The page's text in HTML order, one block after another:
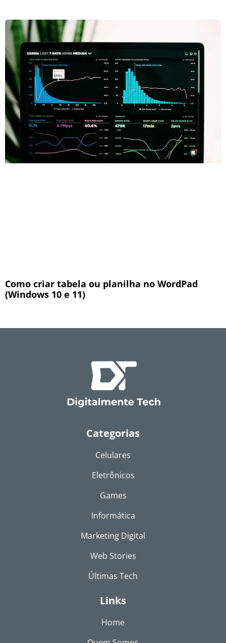
Como criar tabela ou planilha no WordPad
(Windows 10 e 11)
Categorias
Celulares
Eletrônicos
Games
Informática
Marketing Digital
Web Stories
Últimas Tech
Links
Home